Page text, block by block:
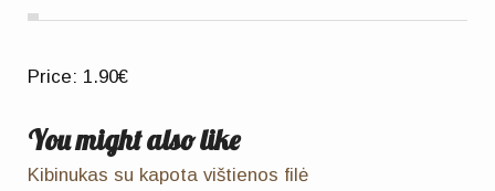
Price: 1.90€
You might also like
Kibinukas su kapota vištienos filė